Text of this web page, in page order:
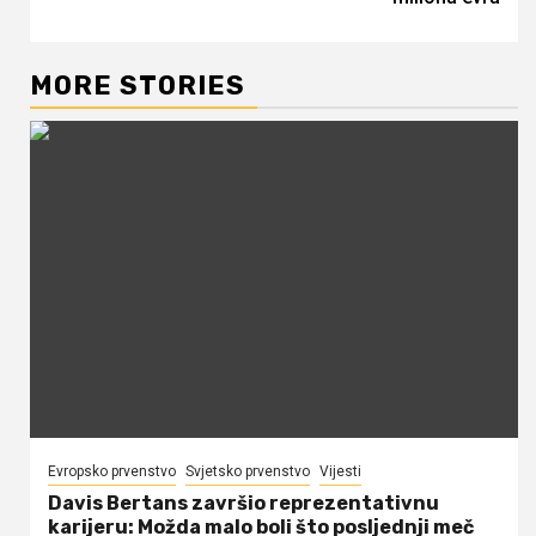
MORE STORIES
Evropsko prvenstvo Svjetsko prvenstvo Vijesti
Davis Bertans završio reprezentativnu
karijeru: Možda malo boli što posljednji meč